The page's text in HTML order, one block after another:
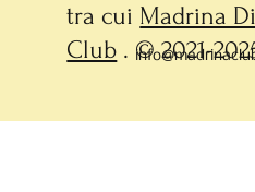
tra cui Madrina
Club . © 2021-